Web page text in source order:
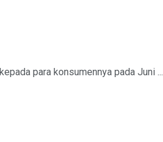
para konsumennya pada Juni ...